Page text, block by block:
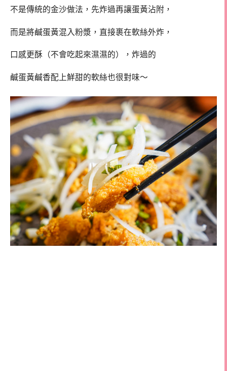
不是傳統的金沙做法，先炸過再讓蛋黃沾附，
而是將鹹蛋黃混入粉漿，直接裹在軟絲外炸，
口感更酥（不會吃起來濕濕的），炸過的
鹹蛋黃鹹香配上鮮甜的軟絲也很對味～